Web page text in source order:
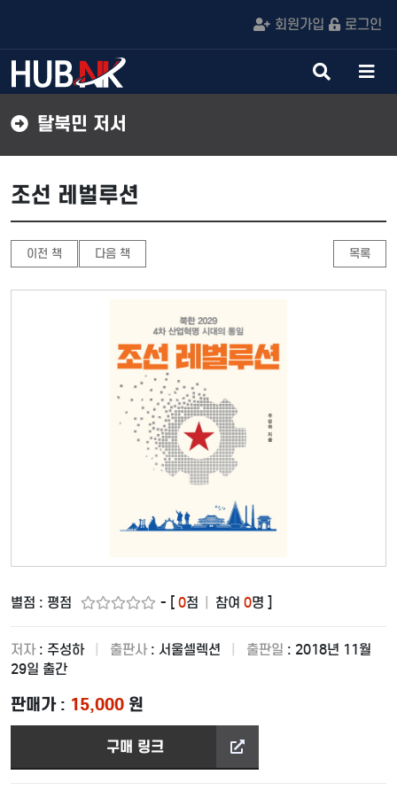
회원가입 로그인
검
색
메
뉴
탈북민 저서
조선 레벌루션
이전 책 다음 책 목록
별점 : 평점 - [ 0점 참여 0명 ]
저자: 주성하 출판사: 서울셀렉션 출판일 : 2018년 11월
29일 출간
판매가 : 15,000 원
구매 링크